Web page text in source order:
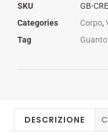
SKU
GB-
Categories
Corpo,
Tag
DESCRIZIONE